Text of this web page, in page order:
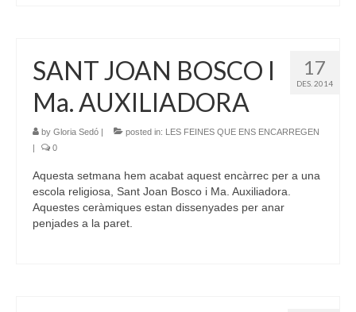
17
DES. 2014
SANT JOAN BOSCO I
Ma. AUXILIADORA
by Gloria Sedó | posted in: LES FEINES QUE ENS ENCARREGEN
|
0
Aquesta setmana hem acabat aquest encàrrec per a una
escola religiosa, Sant Joan Bosco i Ma. Auxiliadora.
Aquestes ceràmiques estan dissenyades per anar
penjades a la paret.